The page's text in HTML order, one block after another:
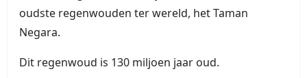
oudste regenwouden ter wereld, het Taman
Negara.
Dit regenwoud is 130 miljoen jaar oud.